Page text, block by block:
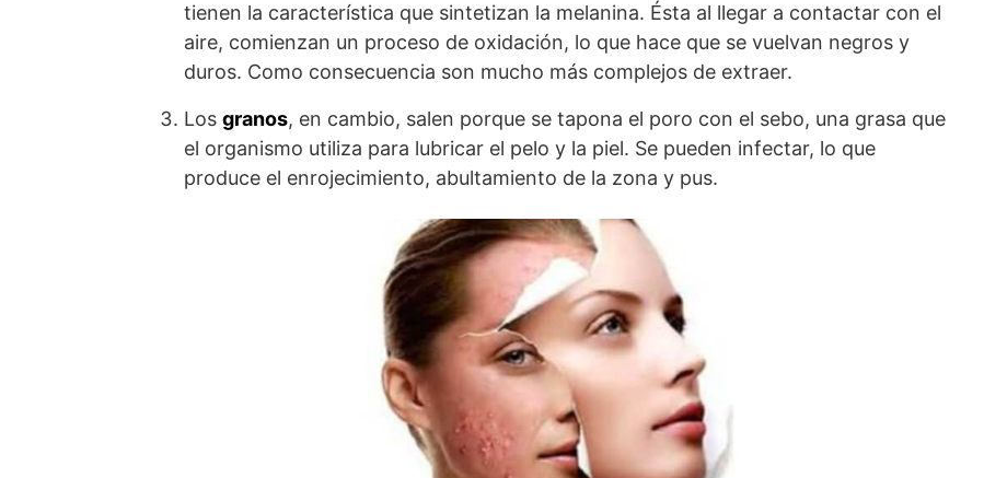
tienen la característica que sintetizan la melanina. Ésta al llegar a contactar con el
aire, comienzan un proceso de oxidación, lo que hace que se vuelvan negros y
duros. Como consecuencia son mucho más complejos de extraer.
Los granos, en cambio, salen porque se tapona el poro con el sebo, una grasa que
el organismo utiliza para lubricar el pelo y la piel. Se pueden infectar, lo que
produce el enrojecimiento, abultamiento de la zona y pus.